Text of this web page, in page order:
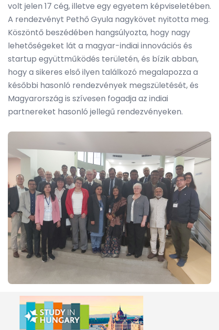
volt jelen 17 cég, illetve egy egyetem képviseletében.
A rendezvényt Pethő Gyula nagykövet nyitotta meg.
Köszöntő beszédében hangsúlyozta, hogy nagy
lehetőségeket lát a magyar-indiai innovációs és
startup együttműködés területén, és bízik abban,
hogy a sikeres első ilyen találkozó megalapozza a
későbbi hasonló rendezvények megszületését, és
Magyarország is szívesen fogadja az indiai
partnereket hasonló jellegű rendezvényeken.